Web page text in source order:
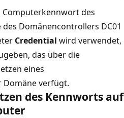
des
Domänencontrollers DC01
Credential wird verwendet,
das über die
eines
verfügt.
des Kennworts auf